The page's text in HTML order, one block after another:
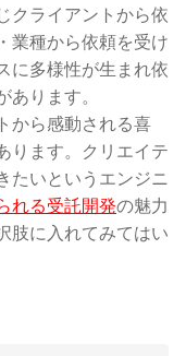
クライアントから依
業種から依頼を受け
に多様性が生まれ依
ります。
から感動される喜
ります。クリエイテ
たいというエンジニ
れる受託開発の魅力
肢に入れてみてはい